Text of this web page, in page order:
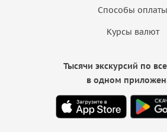
Способы оплаты
Курсы валют
Тысячи экскурсий по
в одном